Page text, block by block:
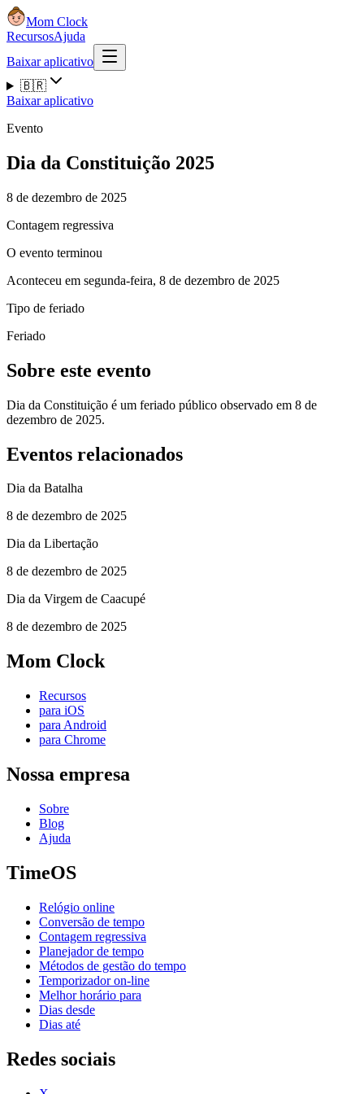
Mom Clock
RecursosAjuda
Baixar aplicativo
🇧🇷
Baixar aplicativo
Evento
Dia da Constituição 2025
8 de dezembro de 2025
Contagem regressiva
O evento terminou
Aconteceu em segunda-feira, 8 de dezembro de 2025
Tipo de feriado
Feriado
Sobre este evento
Dia da Constituição é um feriado público observado em 8 de
dezembro de 2025.
Eventos relacionados
Dia da Batalha
8 de dezembro de 2025
Dia da Libertação
8 de dezembro de 2025
Dia da Virgem de Caacupé
8 de dezembro de 2025
Mom Clock
Recursos
para iOS
para Android
para Chrome
Nossa empresa
Sobre
Blog
Ajuda
TimeOS
Relógio online
Conversão de tempo
Contagem regressiva
Planejador de tempo
Métodos de gestão do tempo
Temporizador on-line
Melhor horário para
Dias desde
Dias até
Redes sociais